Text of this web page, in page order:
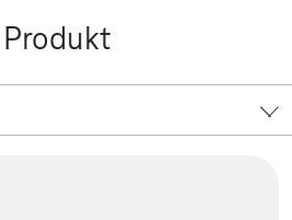
Produkt